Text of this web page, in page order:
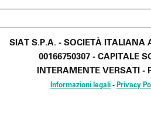
SIAT S.P.A. - SOCIETÀ ITALIANA
00166750307 - CAPITALE
INTERAMENTE VERSATI -
Informazioni legali - Privacy